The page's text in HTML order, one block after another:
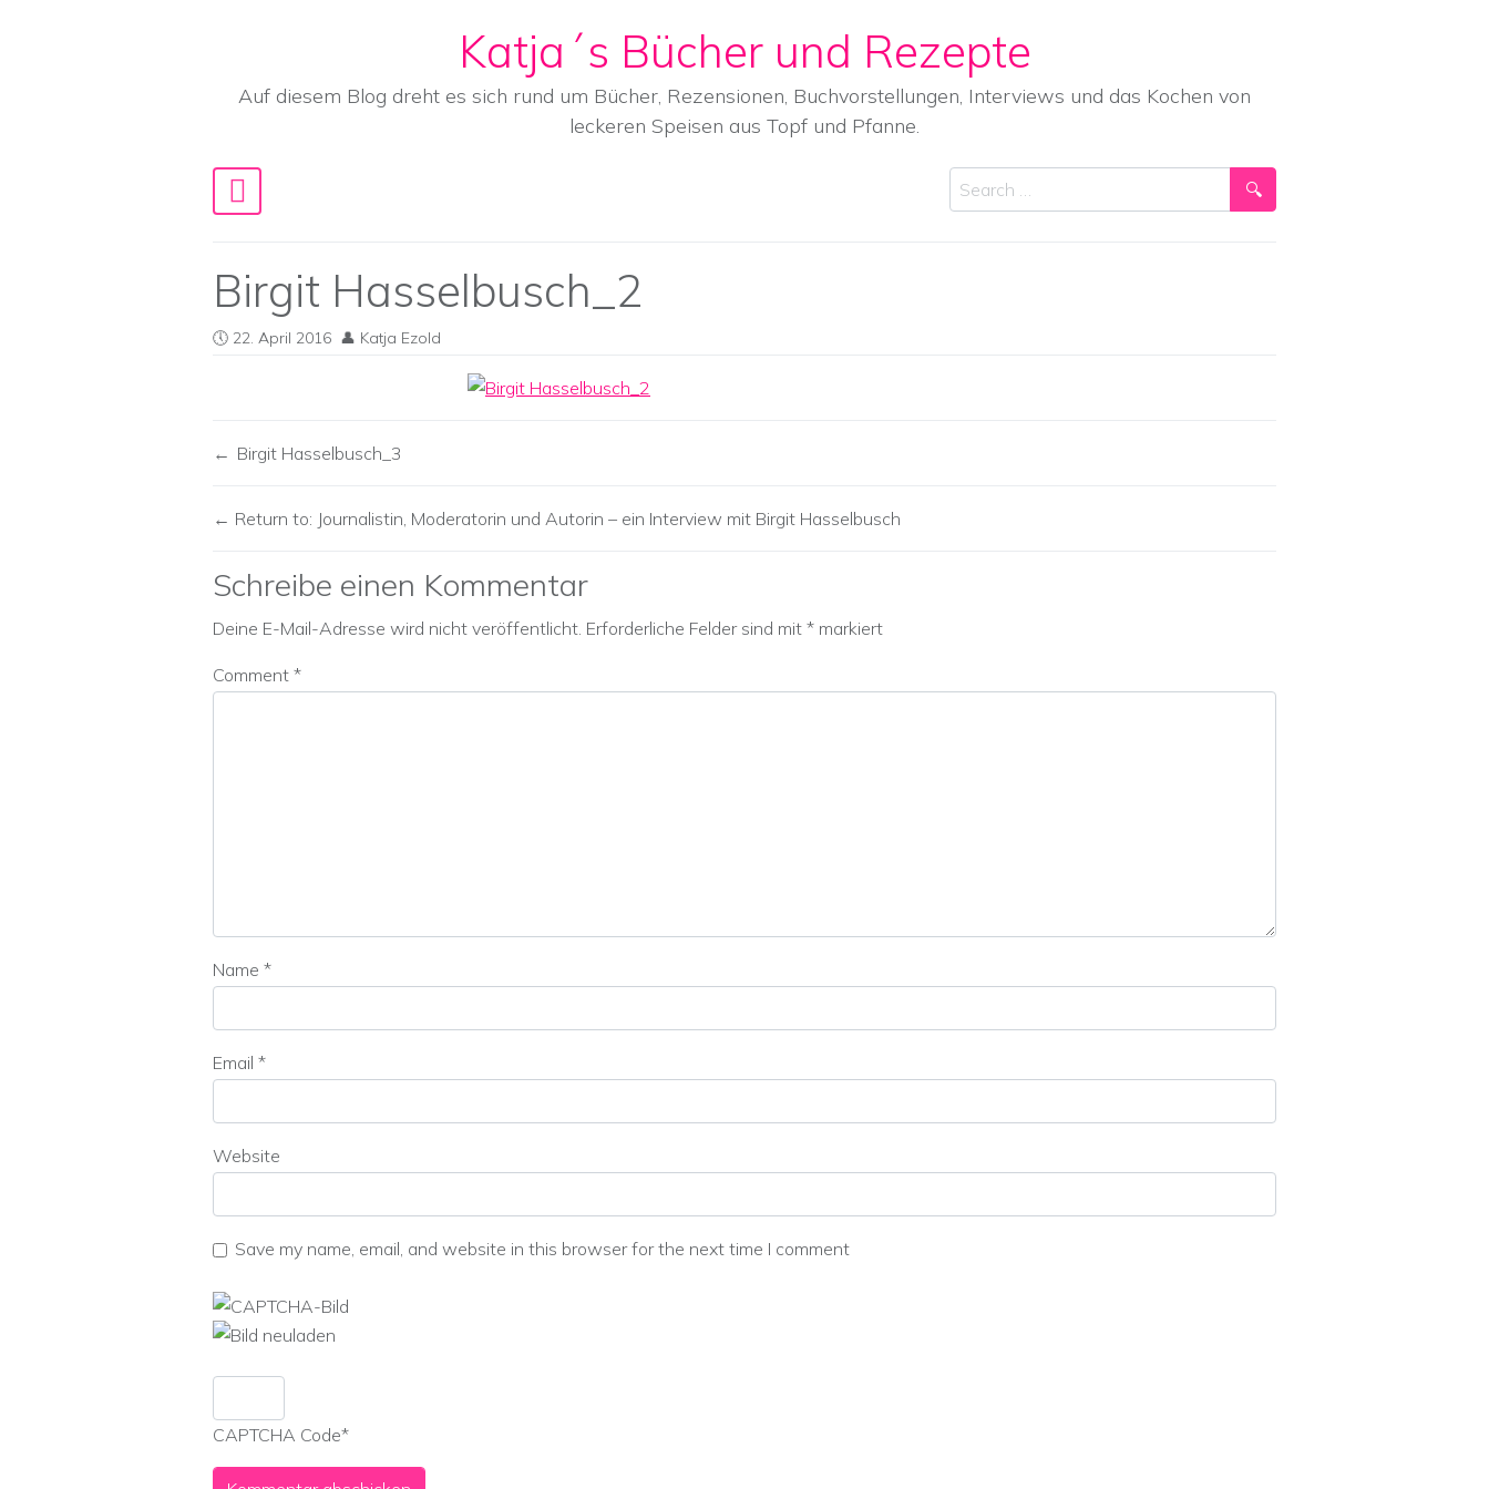
Katja´s Bücher und Rezepte
Auf diesem Blog dreht es sich rund um Bücher, Rezensionen, Buchvorstellungen, Interviews und das Kochen von
leckeren Speisen aus Topf und Pfanne.
Main Navigation
Search
Birgit Hasselbusch_2
22. April 2016 Katja Ezold
Birgit Hasselbusch_3
Return to: Journalistin, Moderatorin und Autorin – ein Interview mit Birgit Hasselbusch
Schreibe einen Kommentar
Deine E-Mail-Adresse wird nicht veröffentlicht. Erforderliche Felder sind mit * markiert
Comment *
Name *
Email *
Website
Save my name, email, and website in this browser for the next time I comment
CAPTCHA Code*